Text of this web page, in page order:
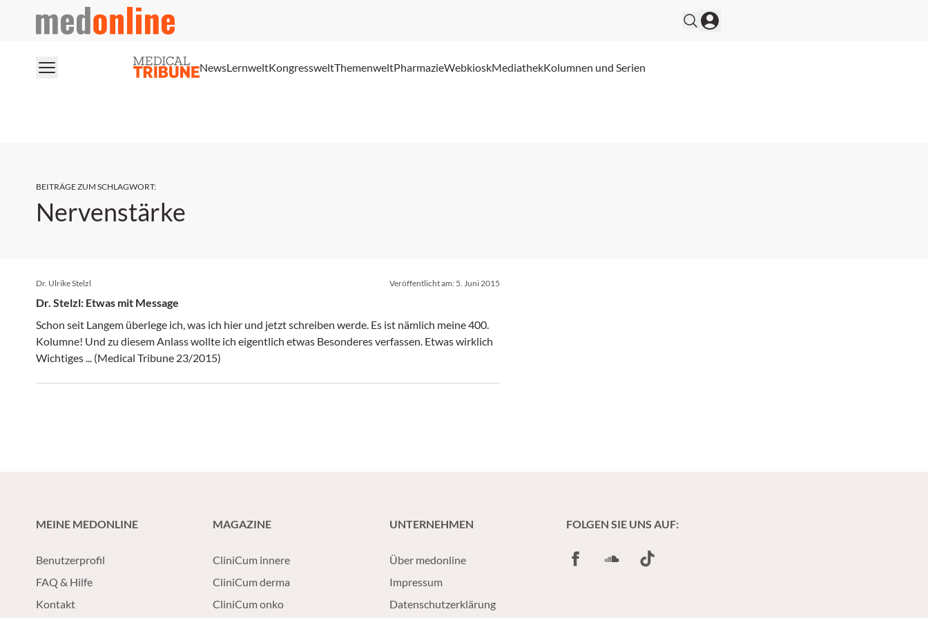
medonline
NewsLernweltKongressweltThemenweltPharmazieWebkioskMediathekKolumnen und Serien
BEITRÄGE ZUM SCHLAGWORT:
Nervenstärke
Dr. Ulrike Stelzl Veröffentlicht am: 5. Juni 2015
Dr. Stelzl: Etwas mit Message
Schon seit Langem überlege ich, was ich hier und jetzt schreiben werde. Es ist nämlich meine 400.
Kolumne! Und zu diesem Anlass wollte ich eigentlich etwas Besonderes verfassen. Etwas wirklich
Wichtiges ... (Medical Tribune 23/2015)
MEINE MEDONLINE
Benutzerprofil
FAQ & Hilfe
Kontakt
MAGAZINE
CliniCum innere
CliniCum derma
CliniCum onko
UNTERNEHMEN
Über medonline
Impressum
Datenschutzerklärung
FOLGEN SIE UNS AUF:
FacebookSoundCloud
TikTok